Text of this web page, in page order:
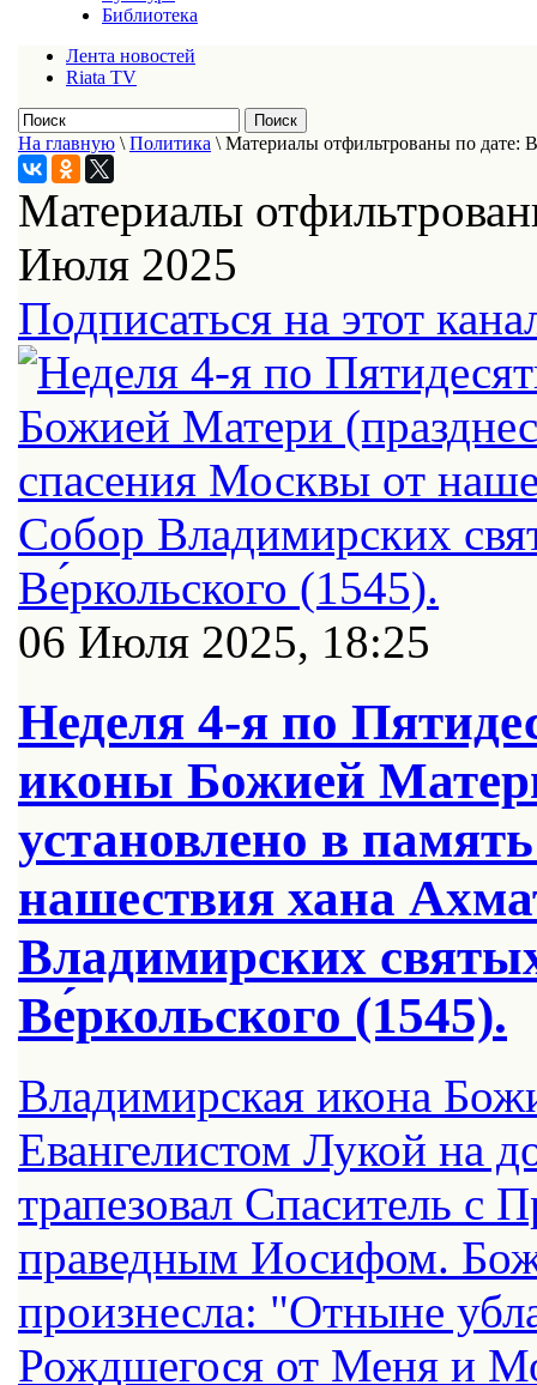
Библиотека
Лента новостей
Riata TV
На главную \ Политика \ Материалы отфильтрованы по дате:
Материалы
Июля 2025
Подписаться на этот
06 Июля 2025, 18:25
Неделя 4-я по
иконы Божией
установлено в
нашествия хана
Владимирских
Ве́ркольского (1545).
Владимирская икона
Евангелистом Лукой на
трапезовал Спаситель с
праведным Иосифом.
произнесла: "Отныне
Рождшегося от Меня и